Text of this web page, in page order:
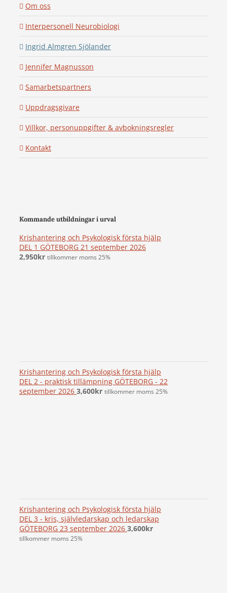
Om oss
Interpersonell Neurobiologi
Ingrid Almgren Sjölander
Jennifer Magnusson
Samarbetspartners
Uppdragsgivare
Villkor, personuppgifter & avbokningsregler
Kontakt
Kommande utbildningar i urval
Krishantering och Psykologisk första hjälp
DEL 1 GÖTEBORG 21 september 2026
2,950kr tillkommer moms 25%
Krishantering och Psykologisk första hjälp
DEL 2 - praktisk tillämpning GÖTEBORG - 22
september 2026 3,600kr tillkommer moms 25%
Krishantering och Psykologisk första hjälp
DEL 3 - kris, självledarskap och ledarskap
GÖTEBORG 23 september 2026 3,600kr
tillkommer moms 25%